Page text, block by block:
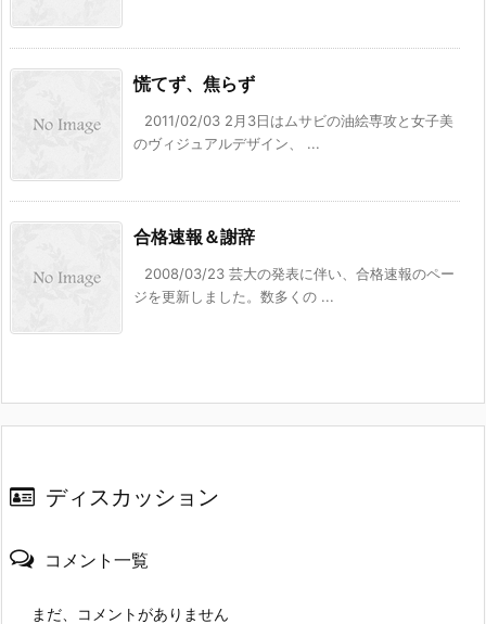
慌てず、焦らず
2011/02/03 2月3日はムサビの油絵専攻と女子美
のヴィジュアルデザイン、 ...
合格速報＆謝辞
2008/03/23 芸大の発表に伴い、合格速報のペー
ジを更新しました。数多くの ...
ディスカッション
コメント一覧
まだ、コメントがありません